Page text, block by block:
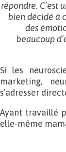
répondre. C’est
bien décidé à
des
beaucoup
Si les
marketing,
s’adresser
Ayant travaillé
elle-même